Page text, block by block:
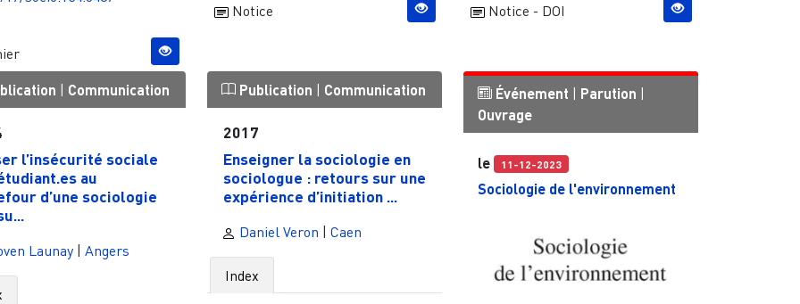
Notice Notice - DOI
| Communication
l’insécurité sociale
au
d’une sociologie
Launay | Angers
Publication | Communication
2017
Enseigner la sociologie en
sociologue : retours sur une
expérience d’initiation ...
Daniel Veron | Caen
Index
Événement | Parution |
Ouvrage
le 11-12-2023
Sociologie de l'environnement